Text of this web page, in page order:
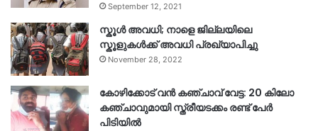
September 12, 2021
സ്കൂൾ അവധി; നാളെ ജില്ലയിലെ
സ്കൂളുകൾക്ക് അവധി പ്രഖ്യാപിച്ചു
November 28, 2022
കോഴിക്കോട് വൻ കഞ്ചാവ് വേട്ട: 20 കിലോ
കഞ്ചാവുമായി സ്ത്രീയടക്കം രണ്ട് പേർ
പിടിയിൽ